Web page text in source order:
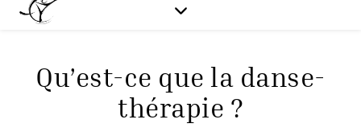
Qu’est-ce que la danse-
thérapie ?